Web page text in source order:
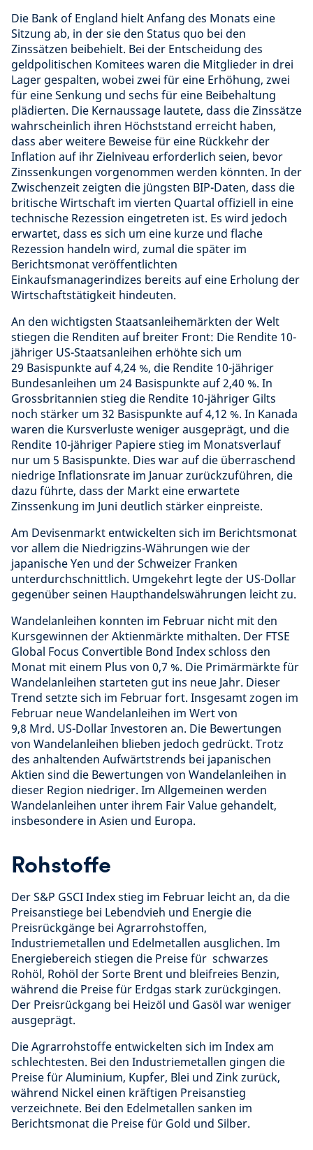
Die Bank of England hielt Anfang des Monats eine
Sitzung ab, in der sie den Status quo bei den
Zinssätzen beibehielt. Bei der Entscheidung des
geldpolitischen Komitees waren die Mitglieder in drei
Lager gespalten, wobei zwei für eine Erhöhung, zwei
für eine Senkung und sechs für eine Beibehaltung
plädierten. Die Kernaussage lautete, dass die Zinssätze
wahrscheinlich ihren Höchststand erreicht haben,
dass aber weitere Beweise für eine Rückkehr der
Inflation auf ihr Zielniveau erforderlich seien, bevor
Zinssenkungen vorgenommen werden könnten. In der
Zwischenzeit zeigten die jüngsten BIP-Daten, dass die
britische Wirtschaft im vierten Quartal offiziell in eine
technische Rezession eingetreten ist. Es wird jedoch
erwartet, dass es sich um eine kurze und flache
Rezession handeln wird, zumal die später im
Berichtsmonat veröffentlichten
Einkaufsmanagerindizes bereits auf eine Erholung der
Wirtschaftstätigkeit hindeuten.
An den wichtigsten Staatsanleihemärkten der Welt
stiegen die Renditen auf breiter Front: Die Rendite 10-
jähriger US-Staatsanleihen erhöhte sich um
29 Basispunkte auf 4,24 %, die Rendite 10-jähriger
Bundesanleihen um 24 Basispunkte auf 2,40 %. In
Grossbritannien stieg die Rendite 10-jähriger Gilts
noch stärker um 32 Basispunkte auf 4,12 %. In Kanada
waren die Kursverluste weniger ausgeprägt, und die
Rendite 10-jähriger Papiere stieg im Monatsverlauf
nur um 5 Basispunkte. Dies war auf die überraschend
niedrige Inflationsrate im Januar zurückzuführen, die
dazu führte, dass der Markt eine erwartete
Zinssenkung im Juni deutlich stärker einpreiste.
Am Devisenmarkt entwickelten sich im Berichtsmonat
vor allem die Niedrigzins-Währungen wie der
japanische Yen und der Schweizer Franken
unterdurchschnittlich. Umgekehrt legte der US-Dollar
gegenüber seinen Haupthandelswährungen leicht zu.
Wandelanleihen konnten im Februar nicht mit den
Kursgewinnen der Aktienmärkte mithalten. Der FTSE
Global Focus Convertible Bond Index schloss den
Monat mit einem Plus von 0,7 %. Die Primärmärkte für
Wandelanleihen starteten gut ins neue Jahr. Dieser
Trend setzte sich im Februar fort. Insgesamt zogen im
Februar neue Wandelanleihen im Wert von
9,8 Mrd. US-Dollar Investoren an. Die Bewertungen
von Wandelanleihen blieben jedoch gedrückt. Trotz
des anhaltenden Aufwärtstrends bei japanischen
Aktien sind die Bewertungen von Wandelanleihen in
dieser Region niedriger. Im Allgemeinen werden
Wandelanleihen unter ihrem Fair Value gehandelt,
insbesondere in Asien und Europa.
Rohstoffe
Der S&P GSCI Index stieg im Februar leicht an, da die
Preisanstiege bei Lebendvieh und Energie die
Preisrückgänge bei Agrarrohstoffen,
Industriemetallen und Edelmetallen ausglichen. Im
Energiebereich stiegen die Preise für schwarzes
Rohöl, Rohöl der Sorte Brent und bleifreies Benzin,
während die Preise für Erdgas stark zurückgingen.
Der Preisrückgang bei Heizöl und Gasöl war weniger
ausgeprägt.
Die Agrarrohstoffe entwickelten sich im Index am
schlechtesten. Bei den Industriemetallen gingen die
Preise für Aluminium, Kupfer, Blei und Zink zurück,
während Nickel einen kräftigen Preisanstieg
verzeichnete. Bei den Edelmetallen sanken im
Berichtsmonat die Preise für Gold und Silber.